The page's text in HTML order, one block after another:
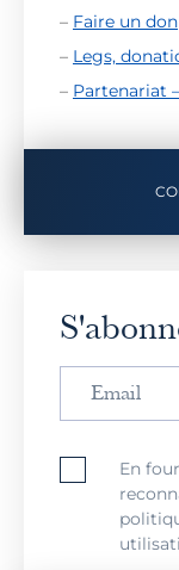
– Faire un don
– Legs,
– Partenariat
En